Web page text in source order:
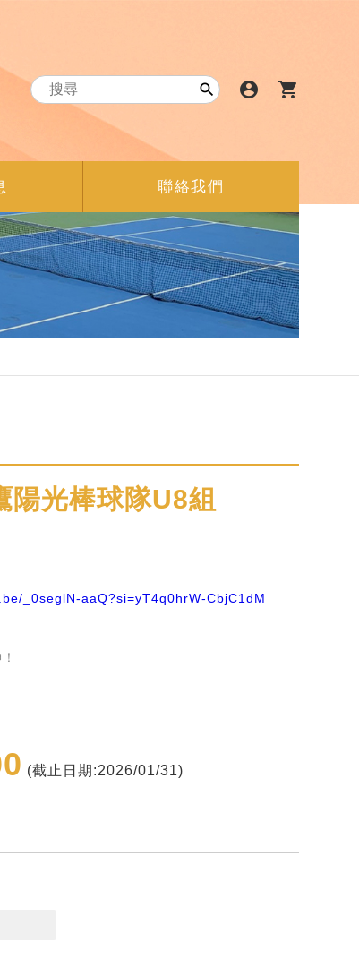
 account_circle shopping_cart
聯絡我們
陽光棒球隊U8組
_0seglN-aaQ?si=yT4q0hrW-CbjC1dM
(截止日期:2026/01/31)